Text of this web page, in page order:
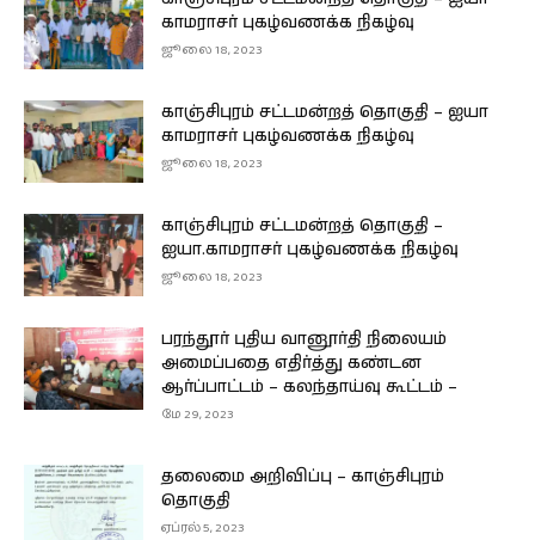
காமராசர் புகழ்வணக்க நிகழ்வு
ஜூலை 18, 2023
காஞ்சிபுரம் சட்டமன்றத் தொகுதி – ஐயா
காமராசர் புகழ்வணக்க நிகழ்வு
ஜூலை 18, 2023
காஞ்சிபுரம் சட்டமன்றத் தொகுதி –
ஐயா.காமராசர் புகழ்வணக்க நிகழ்வு
ஜூலை 18, 2023
பரந்தூர் புதிய வானூர்தி நிலையம்
அமைப்பதை எதிர்த்து கண்டன
ஆர்ப்பாட்டம் – கலந்தாய்வு கூட்டம் –
மே 29, 2023
தலைமை அறிவிப்பு – காஞ்சிபுரம்
தொகுதி
ஏப்ரல் 5, 2023